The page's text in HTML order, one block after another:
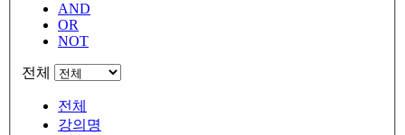
AND
OR
NOT
전체
전체
강의명